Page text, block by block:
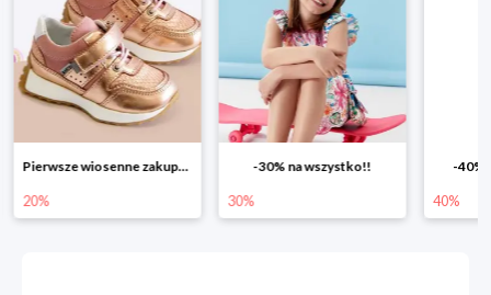
Pierwsze wiosenne zakupy -20%
20%
-30% na wszystko!!
30%
-40%
40%